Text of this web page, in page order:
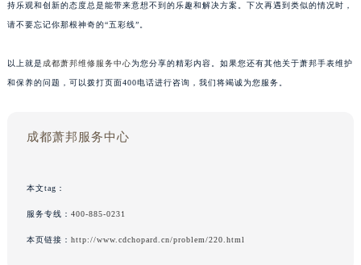
持乐观和创新的态度总是能带来意想不到的乐趣和解决方案。下次再遇到类似的情况时，
请不要忘记你那根神奇的“五彩线”。
以上就是 成都萧邦维修服务中心为您分享的精彩内容。如果您还有其他关于萧邦手表维护
和保养的问题，可以拨打页面400电话进行咨询，我们将竭诚为您服务。
成都萧邦服务中心
本文tag：
服务专线： 400-885-0231
本页链接： http://www.cdchopard.cn/problem/220.html